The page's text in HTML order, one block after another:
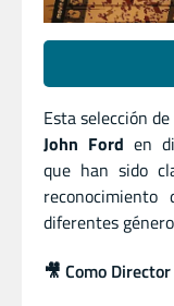
Esta selección
John Ford en
que han sido
diferentes
🎥 Como Director